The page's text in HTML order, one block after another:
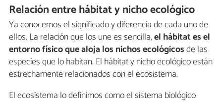
Relación entre hábitat y nicho ecológico
Ya conocemos el significado y diferencia de cada uno de
ellos. La relación que los une es sencilla,el hábitat es el
entorno físico que aloja los nichos ecológicosde las
especies que lo habitan. El hábitat y nicho ecológico están
estrechamente relacionados con el ecosistema.
El ecosistema lo definimos como el sistema biológico